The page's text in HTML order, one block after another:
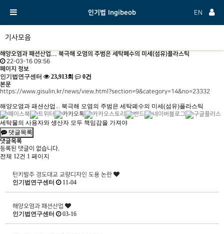
인기법 Ingibeob EN
기사모음
해양오염과 패션산업... 북극해 오염의 주범은 세탁폐수의 미세(섬유)플라스틱
22-03-16 09:56
페이지 정보
인기법연구센터 23,913회 0건
본문
https://www.gisulin.kr/news/view.html?section=9&category=14&no=23332
해양오염과 패션산업... 북극해 오염의 주범은 세탁폐수의 미세(섬유)플라스틱
세탁물의 사용자와 생산자 모두 책임감을 가져야
댓글목록
댓글목록
등록된 댓글이 없습니다.
전체 12건 1 페이지
턴키발주 경도대교 교량디자인 도용 논란
인기법연구센터 11-04
해양오염과 패션산업
인기법연구센터 03-16